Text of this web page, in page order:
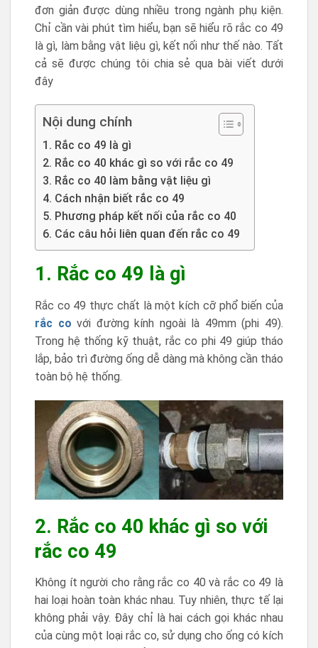
đơn giản được dùng nhiều trong ngành phụ kiện.
Chỉ cần vài phút tìm hiểu, bạn sẽ hiểu rõ rắc co 49
là gì, làm bằng vật liệu gì, kết nối như thế nào. Tất
cả sẽ được chúng tôi chia sẻ qua bài viết dưới
đây
Nội dung chính
1. Rắc co 49 là gì
2. Rắc co 40 khác gì so với rắc co 49
3. Rắc co 40 làm bằng vật liệu gì
4. Cách nhận biết rắc co 49
5. Phương pháp kết nối của rắc co 40
6. Các câu hỏi liên quan đến rắc co 49
1. Rắc co 49 là gì
Rắc co 49 thực chất là một kích cỡ phổ biến của
rắc co với đường kính ngoài là 49mm (phi 49).
Trong hệ thống kỹ thuật, rắc co phi 49 giúp tháo
lắp, bảo trì đường ống dễ dàng mà không cần tháo
toàn bộ hệ thống.
2. Rắc co 40 khác gì so với
rắc co 49
Không ít người cho rằng rắc co 40 và rắc co 49 là
hai loại hoàn toàn khác nhau. Tuy nhiên, thực tế lại
không phải vậy. Đây chỉ là hai cách gọi khác nhau
của cùng một loại rắc co, sử dụng cho ống có kích